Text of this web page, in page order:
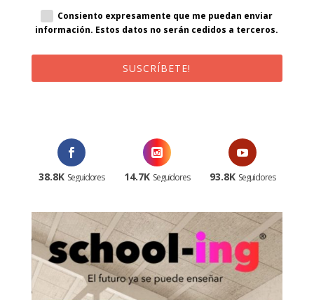
Consiento expresamente que me puedan enviar
información. Estos datos no serán cedidos a terceros.
SUSCRÍBETE!
38.8K Seguidores 14.7K Seguidores 93.8K Seguidores